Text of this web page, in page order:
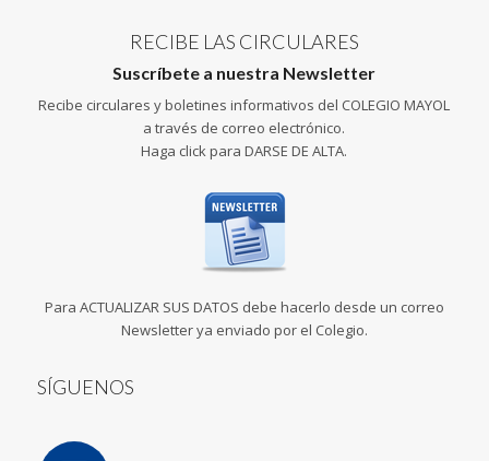
RECIBE LAS CIRCULARES
Suscríbete a nuestra Newsletter
Recibe circulares y boletines informativos del COLEGIO MAYOL
a través de correo electrónico.
Haga click para DARSE DE ALTA.
Para ACTUALIZAR SUS DATOS debe hacerlo desde un correo
Newsletter ya enviado por el Colegio.
SÍGUENOS